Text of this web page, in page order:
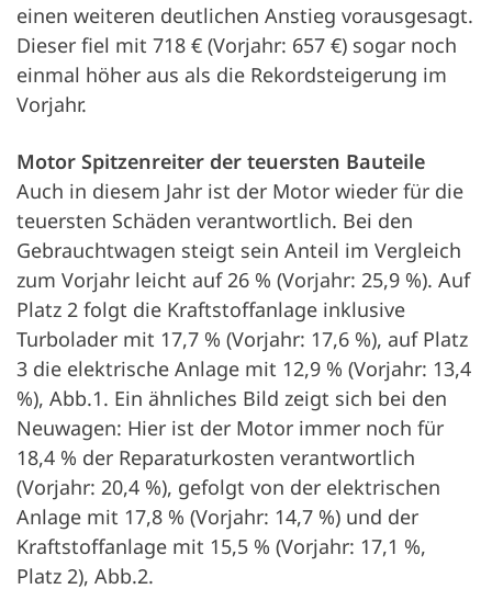
einen weiteren deutlichen Anstieg vorausgesagt.
Dieser fiel mit 718 € (Vorjahr: 657 €) sogar noch
einmal höher aus als die Rekordsteigerung im
Vorjahr.
Motor Spitzenreiter der teuersten Bauteile
Auch in diesem Jahr ist der Motor wieder für die
teuersten Schäden verantwortlich. Bei den
Gebrauchtwagen steigt sein Anteil im Vergleich
zum Vorjahr leicht auf 26 % (Vorjahr: 25,9 %). Auf
Platz 2 folgt die Kraftstoffanlage inklusive
Turbolader mit 17,7 % (Vorjahr: 17,6 %), auf Platz
3 die elektrische Anlage mit 12,9 % (Vorjahr: 13,4
%), Abb.1. Ein ähnliches Bild zeigt sich bei den
Neuwagen: Hier ist der Motor immer noch für
18,4 % der Reparaturkosten verantwortlich
(Vorjahr: 20,4 %), gefolgt von der elektrischen
Anlage mit 17,8 % (Vorjahr: 14,7 %) und der
Kraftstoffanlage mit 15,5 % (Vorjahr: 17,1 %,
Platz 2), Abb.2.